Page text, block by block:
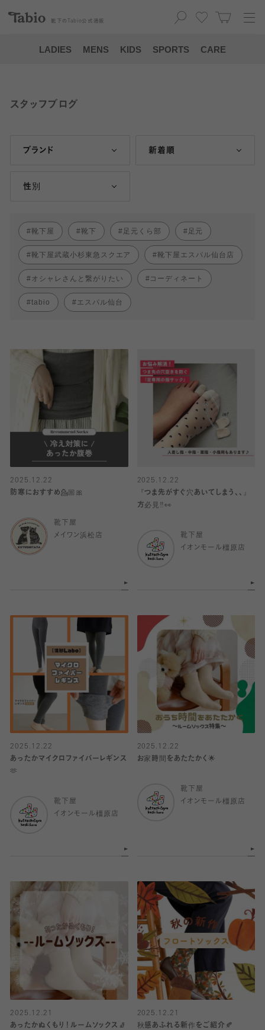
靴下の Tabio 公式通販
LADIES MENS KIDS SPORTS CARE
スタッフブログ
ブランド 新着順
性別
靴下屋 靴下 足元くら部 足元
靴下屋武蔵小杉東急スクエア 靴下屋エスパル仙台店
オシャレさんと繋がりたい コーディネート
tabio エスパル仙台
2025.12.22
防寒におすすめ💁🏼🎀
靴下屋
メイワン浜松店
2025.12.22
『つま先がすぐ穴あいてしまう、、』
方必見‼️👀
靴下屋
イオンモール橿原店
2025.12.22
あったかマイクロファイバーレギンス
🫶
靴下屋
イオンモール橿原店
2025.12.22
お家時間をあたたかく🌟
靴下屋
イオンモール橿原店
2025.12.21
あったかぬくもり！ルームソックス🧦
2025.12.21
秋感あふれる新作をご紹介🍂